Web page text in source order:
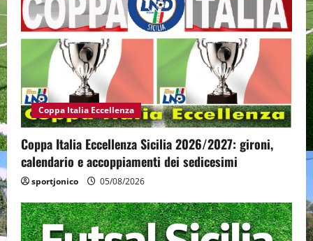
Coppa Italia Eccellenza
Coppa Italia Eccellenza Sicilia 2026/2027: gironi,
calendario e accoppiamenti dei sedicesimi
sportjonico 05/08/2026